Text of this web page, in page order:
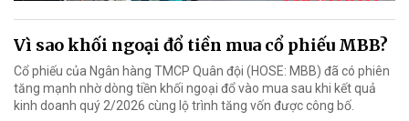
Vì sao khối ngoại đổ tiền mua cổ phiếu MBB?
Cổ phiếu của Ngân hàng TMCP Quân đội (HOSE: MBB) đã có phiên
tăng mạnh nhờ dòng tiền khối ngoại đổ vào mua sau khi kết quả
kinh doanh quý 2/2026 cùng lộ trình tăng vốn được công bố.